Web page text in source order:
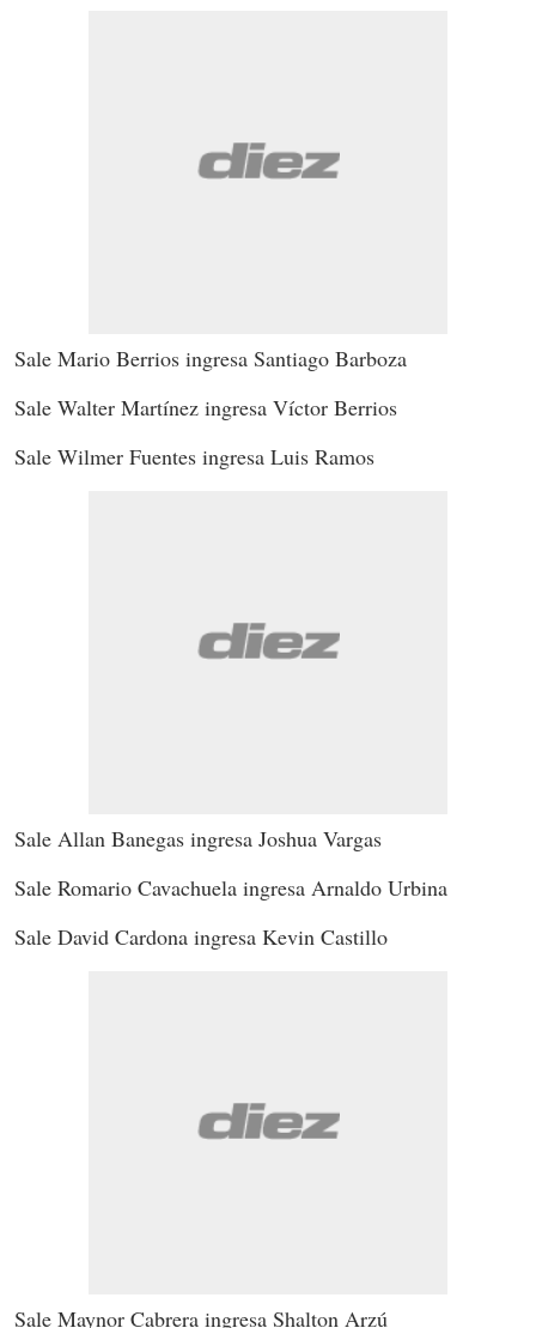
Sale Mario Berrios ingresa Santiago Barboza
Sale Walter Martínez ingresa Víctor Berrios
Sale Wilmer Fuentes ingresa Luis Ramos
Sale Allan Banegas ingresa Joshua Vargas
Sale Romario Cavachuela ingresa Arnaldo Urbina
Sale David Cardona ingresa Kevin Castillo
Sale Maynor Cabrera ingresa Shalton Arzú